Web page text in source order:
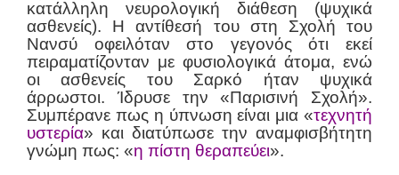
κατάλληλη νευρολογική διάθεση (ψυχικά
ασθενείς). Η αντίθεσή του στη Σχολή του
Νανσύ οφειλόταν στο γεγονός ότι εκεί
πειραματίζονταν με φυσιολογικά άτομα, ενώ
οι ασθενείς του Σαρκό ήταν ψυχικά
άρρωστοι. Ίδρυσε την «Παρισινή Σχολή».
Συμπέρανε πως η ύπνωση είναι μια «τεχνητή
υστερία» και διατύπωσε την αναμφισβήτητη
γνώμη πως: «η πίστη θεραπεύει».